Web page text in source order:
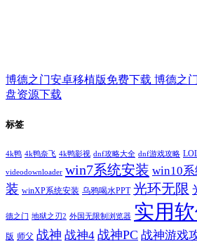
博德之门安卓移植版免费下载 博德之
盘资源下载
标签
4k鸭 4k鸭奈飞 4k鸭影视 dnf攻略大全 dnf游戏攻略
videodownloader win7系统安装 win10
装 winXP系统安装 乌鸦喝水PPT 光环无限
德之门 地狱之刃2 外国无限制浏览器 实用
版 师父 战神 战神4 战神PC 战神游戏